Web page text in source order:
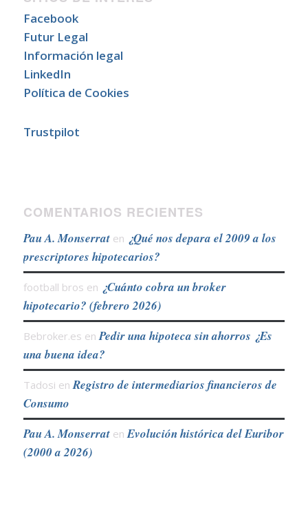
Facebook
Futur Legal
Información legal
LinkedIn
Política de Cookies
Trustpilot
COMENTARIOS RECIENTES
Pau A. Monserraten ¿Qué nos depara el 2009 a los
prescriptores hipotecarios?
football bros en ¿Cuánto cobra un broker
hipotecario? (febrero 2026)
Bebroker.es enPedir una hipoteca sin ahorros ¿Es
una buena idea?
Tadosi enRegistro de intermediarios financieros de
Consumo
Pau A. MonserratenEvolución histórica del Euribor
(2000 a 2026)